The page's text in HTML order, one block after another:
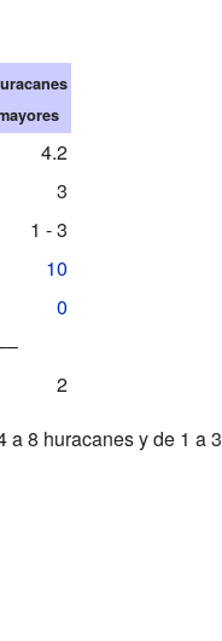
4.2
3
1 - 3
10
0
2
a 8 huracanes y de 1 a 3